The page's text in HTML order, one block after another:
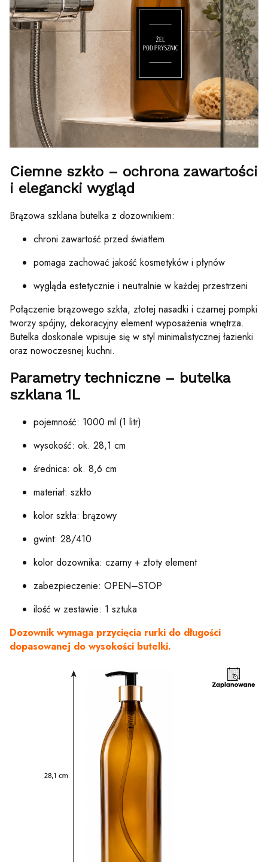
Ciemne szkło – ochrona zawartości
i elegancki wygląd
Brązowa szklana butelka z dozownikiem:
chroni zawartość przed światłem
pomaga zachować jakość kosmetyków i płynów
wygląda estetycznie i neutralnie w każdej przestrzeni
Połączenie brązowego szkła, złotej nasadki i czarnej pompki
tworzy spójny, dekoracyjny element wyposażenia wnętrza.
Butelka doskonale wpisuje się w styl minimalistycznej łazienki
oraz nowoczesnej kuchni.
Parametry techniczne – butelka
szklana 1L
pojemność: 1000 ml (1 litr)
wysokość: ok. 28,1 cm
średnica: ok. 8,6 cm
materiał: szkło
kolor szkła: brązowy
gwint: 28/410
kolor dozownika: czarny + złoty element
zabezpieczenie: OPEN–STOP
ilość w zestawie: 1 sztuka
Dozownik wymaga przycięcia rurki do długości
dopasowanej do wysokości butelki.